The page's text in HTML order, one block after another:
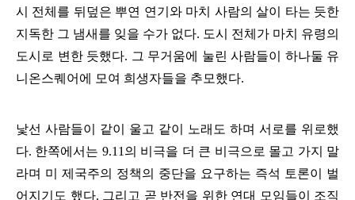
시 전체를 뒤덮은 뿌연 연기와 마치 사람의 살이 타는 듯한
지독한 그 냄새를 잊을 수가 없다. 도시 전체가 마치 유령의
도시로 변한 듯했다. 그 무거움에 눌린 사람들이 하나둘 유
니온스퀘어에 모여 희생자들을 추모했다.
낯선 사람들이 같이 울고 같이 노래도 하며 서로를 위로했
다. 한쪽에서는 9.11 의 비극을 더 큰 비극으로 몰고 가지 말
라며 미 제국주의 정책의 중단을 요구하는 즉석 토론이 벌
어지기도 했다. 그리고 곧 반전을 위한 연대 모임들이 조직